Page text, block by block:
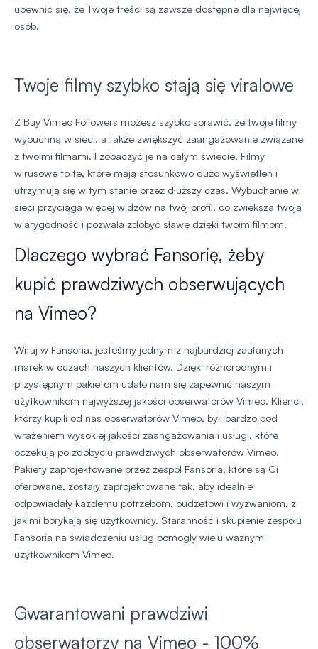
upewnić się, że Twoje treści są zawsze dostępne dla najwięcej
osób.
Twoje filmy szybko stają się viralowe
Z Buy Vimeo Followers możesz szybko sprawić, że twoje filmy
wybuchną w sieci, a także zwiększyć zaangażowanie związane
z twoimi filmami. I zobaczyć je na całym świecie. Filmy
wirusowe to te, które mają stosunkowo dużo wyświetleń i
utrzymują się w tym stanie przez dłuższy czas. Wybuchanie w
sieci przyciąga więcej widzów na twój profil, co zwiększa twoją
wiarygodność i pozwala zdobyć sławę dzięki twoim filmom.
Dlaczego wybrać Fansorię, żeby
kupić prawdziwych obserwujących
na Vimeo?
Witaj w Fansoria, jesteśmy jednym z najbardziej zaufanych
marek w oczach naszych klientów. Dzięki różnorodnym i
przystępnym pakietom udało nam się zapewnić naszym
użytkownikom najwyższej jakości obserwatorów Vimeo. Klienci,
którzy kupili od nas obserwatorów Vimeo, byli bardzo pod
wrażeniem wysokiej jakości zaangażowania i usługi, które
oczekują po zdobyciu prawdziwych obserwatorów Vimeo.
Pakiety zaprojektowane przez zespół Fansoria, które są Ci
oferowane, zostały zaprojektowane tak, aby idealnie
odpowiadały każdemu potrzebom, budżetowi i wyzwaniom, z
jakimi borykają się użytkownicy. Staranność i skupienie zespołu
Fansoria na świadczeniu usług pomogły wielu ważnym
użytkownikom Vimeo.
Gwarantowani prawdziwi
obserwatorzy na Vimeo - 100%